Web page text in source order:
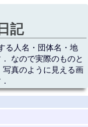
記
る人名・団体名・地
なので実際のものと
真のように見える画